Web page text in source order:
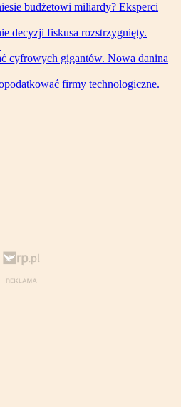
budżetowi miliardy? Eksperci
decyzji fiskusa rozstrzygnięty.
cyfrowych gigantów. Nowa danina
firmy technologiczne.